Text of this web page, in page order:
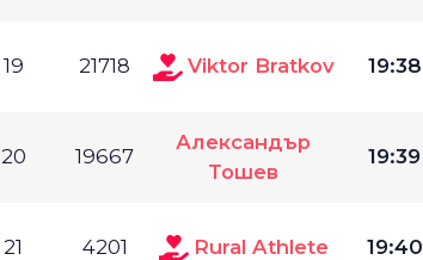
19 21718 Viktor Bratkov 19:38
20 19667
Александър
Тошев
19:39
21 4201 Rural Athlete 19:40